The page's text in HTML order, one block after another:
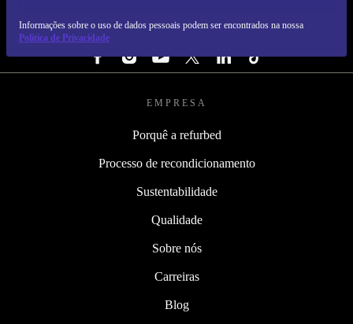
Informações sobre o uso de dados pessoais podem ser encontrados na nossa
Política de Privacidade
SEGUE-NOS
EMPRESA
Porquê a refurbed
Processo de recondicionamento
Sustentabilidade
Qualidade
Sobre nós
Carreiras
Blog